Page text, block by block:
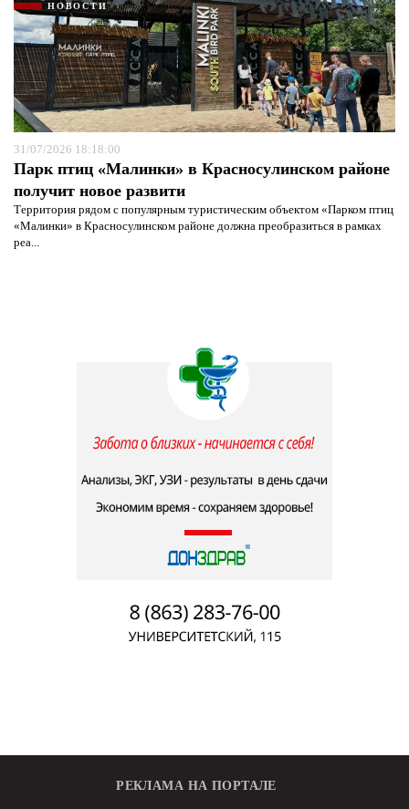
НОВОСТИ
31/07/2026 18:18:00
Парк птиц «Малинки» в Красносулинском районе
получит новое развити
Территория рядом с популярным туристическим объектом «Парком птиц
«Малинки» в Красносулинском районе должна преобразиться в рамках
реа...
РЕКЛАМА НА ПОРТАЛЕ